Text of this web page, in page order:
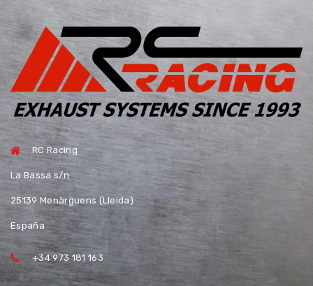
RC Racing
La Bassa s/n
25139 Menàrguens (Lleida)
España
+34 973 181 163